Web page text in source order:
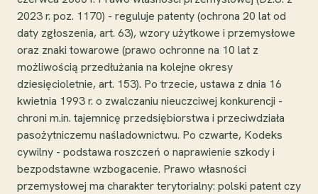
2023 r. poz. 1170) - reguluje patenty (ochrona 20 lat od
daty zgłoszenia, art. 63), wzory użytkowe i przemysłowe
oraz znaki towarowe (prawo ochronne na 10 lat z
możliwością przedłużania na kolejne okresy
dziesięcioletnie, art. 153). Po trzecie, ustawa z dnia 16
kwietnia 1993 r. o zwalczaniu nieuczciwej konkurencji -
chroni m.in. tajemnicę przedsiębiorstwa i przeciwdziała
pasożytniczemu naśladownictwu. Po czwarte, Kodeks
cywilny - podstawa roszczeń o naprawienie szkody i
bezpodstawne wzbogacenie. Prawo własności
przemysłowej ma charakter terytorialny: polski patent czy